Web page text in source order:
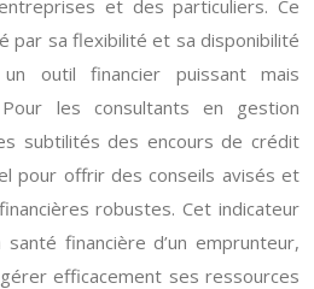
et des particuliers. Ce
par sa flexibilité et sa disponibilité
outil financier puissant mais
les consultants en gestion
subtilités des encours de crédit
pour offrir des conseils avisés et
robustes. Cet indicateur
financière d’un emprunteur,
efficacement ses ressources